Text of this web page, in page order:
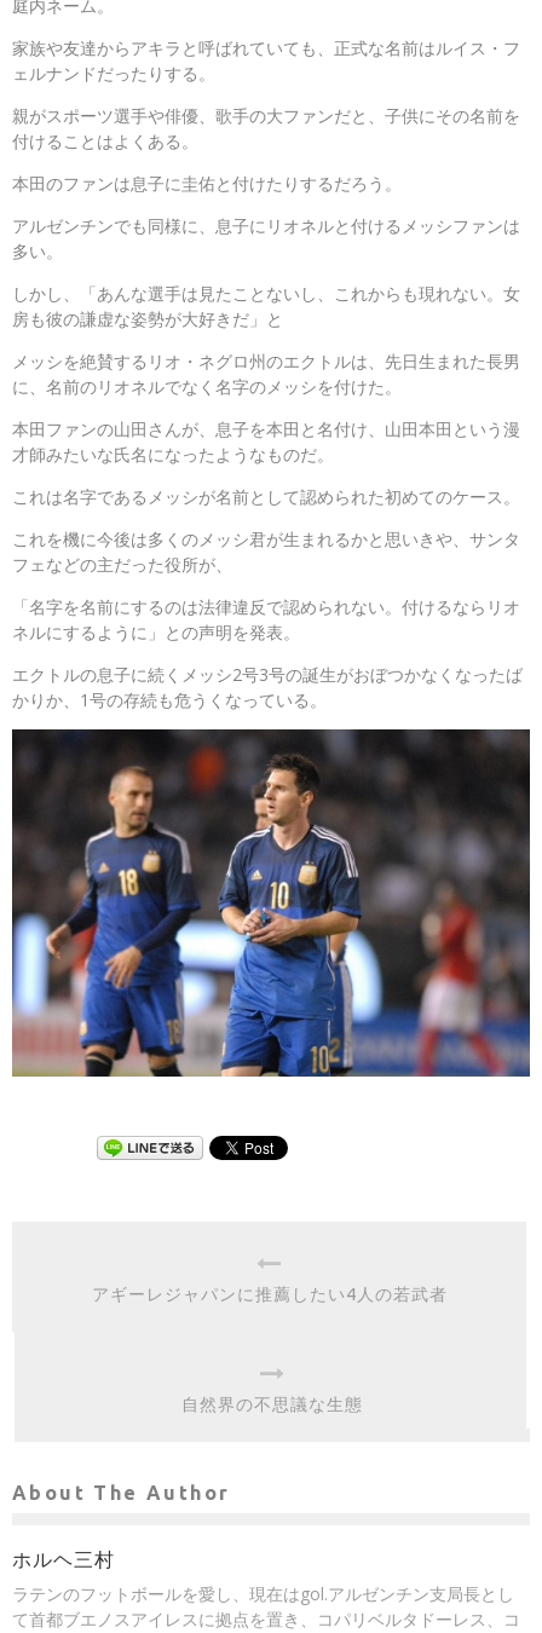
庭内ネーム。
家族や友達からアキラと呼ばれていても、正式な名前はルイス・フ
ェルナンドだったりする。
親がスポーツ選手や俳優、歌手の大ファンだと、子供にその名前を
付けることはよくある。
本田のファンは息子に圭佑と付けたりするだろう。
アルゼンチンでも同様に、息子にリオネルと付けるメッシファンは
多い。
しかし、「あんな選手は見たことないし、これからも現れない。女
房も彼の謙虚な姿勢が大好きだ」と
メッシを絶賛するリオ・ネグロ州のエクトルは、先日生まれた長男
に、名前のリオネルでなく名字のメッシを付けた。
本田ファンの山田さんが、息子を本田と名付け、山田本田という漫
才師みたいな氏名になったようなものだ。
これは名字であるメッシが名前として認められた初めてのケース。
これを機に今後は多くのメッシ君が生まれるかと思いきや、サンタ
フェなどの主だった役所が、
「名字を名前にするのは法律違反で認められない。付けるならリオ
ネルにするように」との声明を発表。
エクトルの息子に続くメッシ2号3号の誕生がおぼつかなくなったば
かりか、1号の存続も危うくなっている。
アギーレジャパンに推薦したい4人の若武者
自然界の不思議な生態
About The Author
ホルヘ三村
ラテンのフットボールを愛し、現在はgol.アルゼンチン支局長とし
て首都ブエノスアイレスに拠点を置き、コパリベルタドーレス、コ